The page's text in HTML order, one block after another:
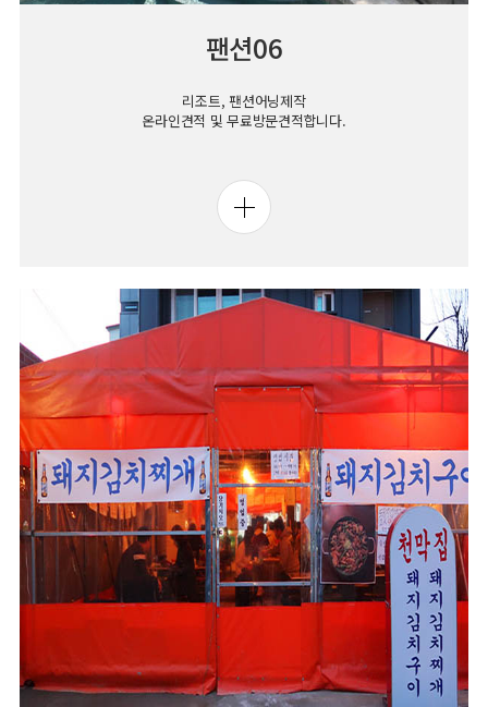
팬션06
리조트, 팬션어닝제작
온라인견적 및 무료방문견적합니다.